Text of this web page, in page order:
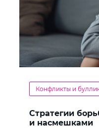
Конфликты и
Стратегии
и насмешками